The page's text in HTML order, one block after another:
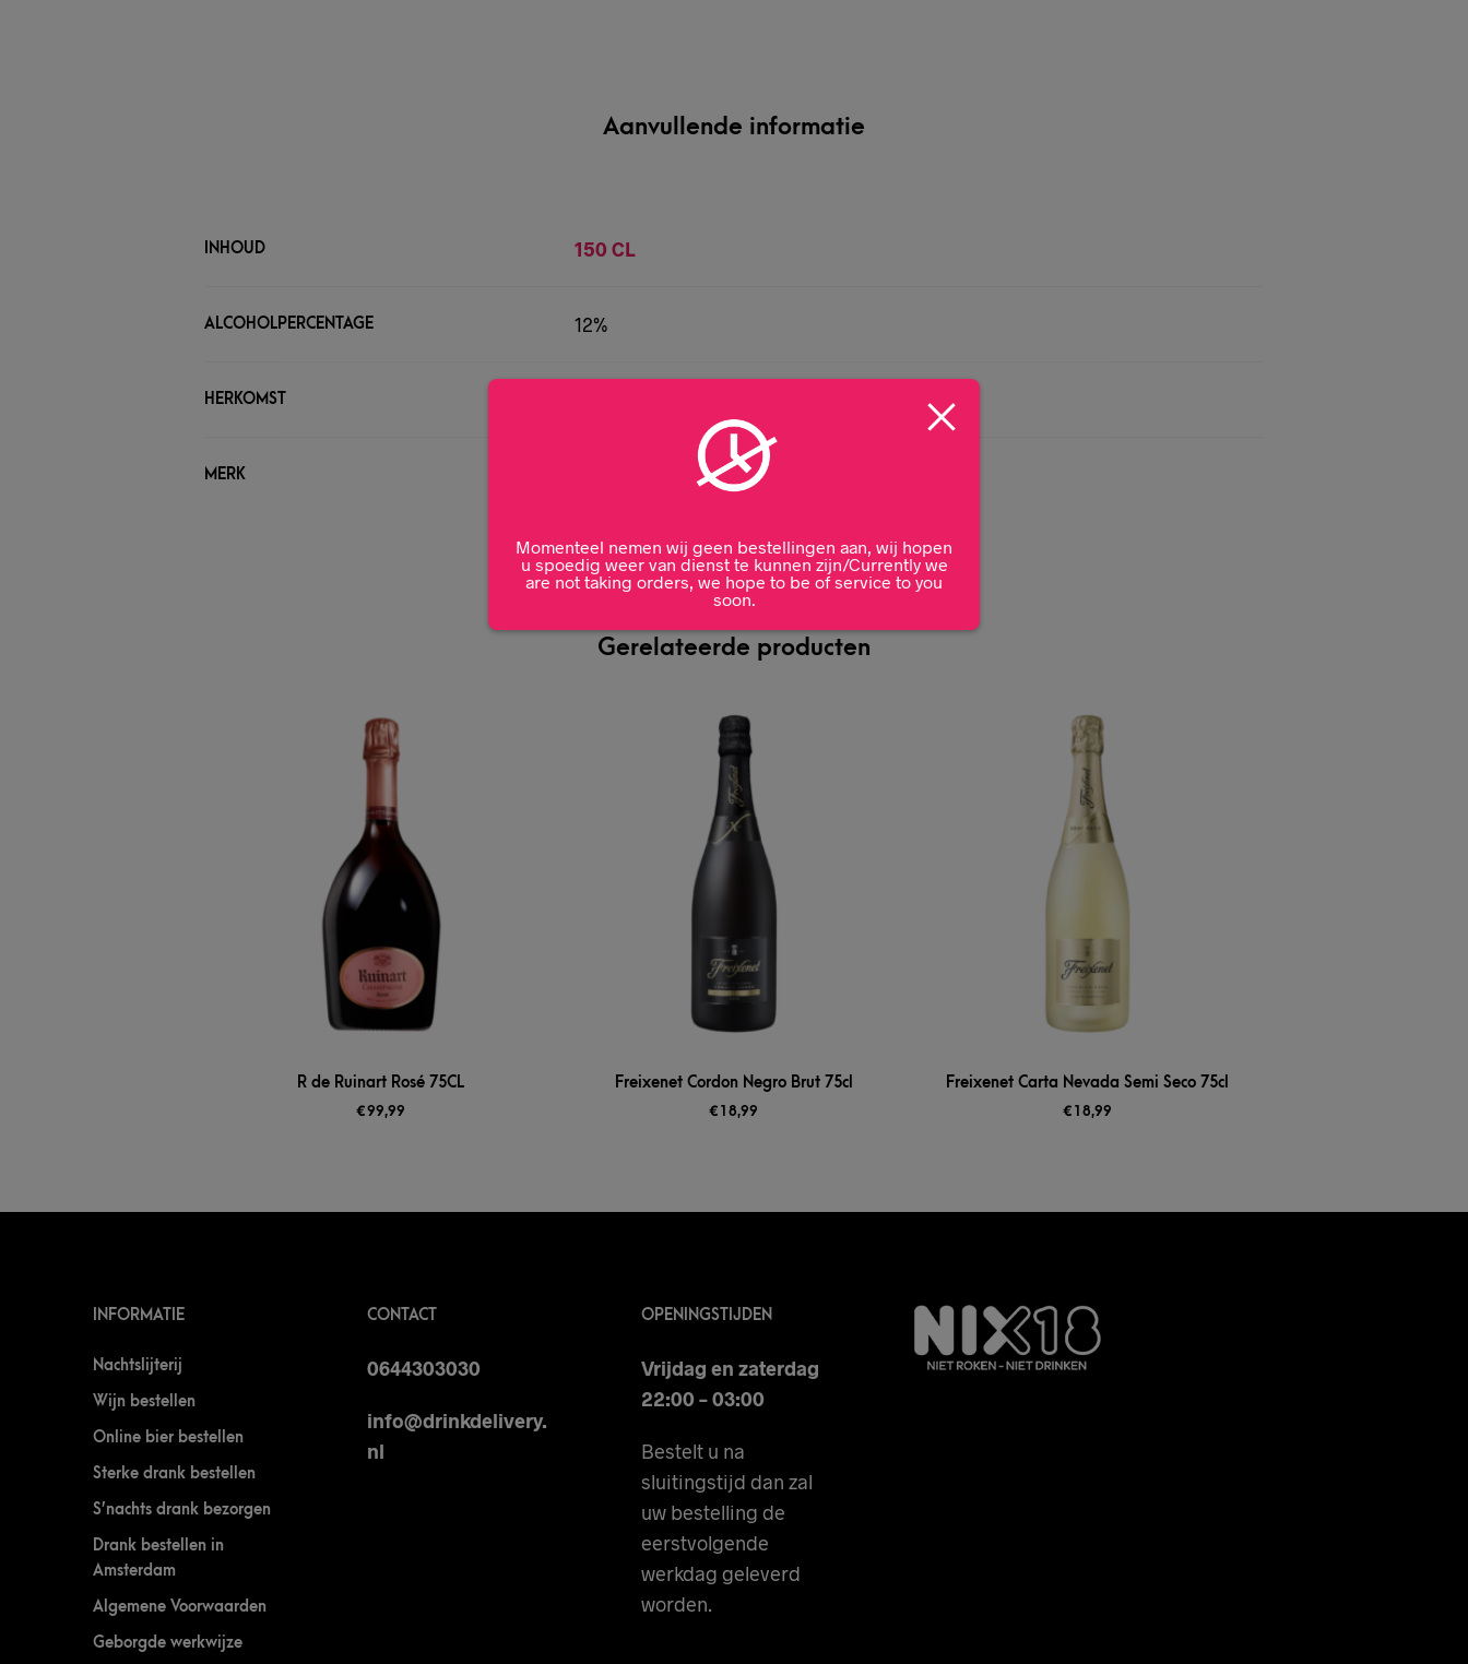
Aanvullende informatie
INHOUD 150 CL
ALCOHOLPERCENTAGE 12%
HERKOMST
MERK Moët & Chandon
Gerelateerde producten
R de Ruinart Rosé 75CL
€99,99
Freixenet Cordon Negro Brut 75cl
€ 18,99
Freixenet Carta Nevada Semi Seco 75cl
€ 18,99
INFORMATIE
Nachtslijterij
Wijn bestellen
Online bier bestellen
Sterke drank bestellen
S’nachts drank bezorgen
Drank bestellen in
Amsterdam
Algemene Voorwaarden
Geborgde werkwijze
CONTACT
0644303030
info@drinkdelivery.
nl
OPENINGSTIJDEN
Vrijdag en zaterdag
22:00 – 03:00
Bestelt u na
sluitingstijd dan zal
uw bestelling de
eerstvolgende
werkdag geleverd
worden.
Momenteel nemen wij geen bestellingen aan, wij hopen
u spoedig weer van dienst te kunnen zijn/Currently we
are not taking orders, we hope to be of service to you
soon.